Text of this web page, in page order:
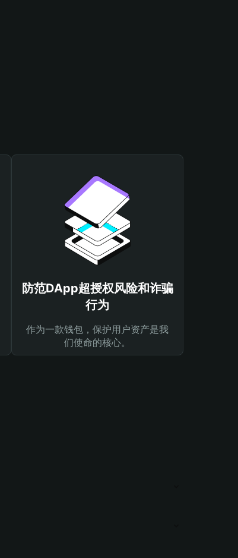
防范DApp超授权风险和诈骗
行为
作为一款钱包，保护用户资产是我
们使命的核心。